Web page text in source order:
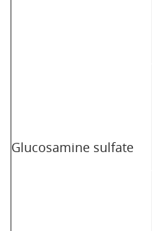
Glucosamine sulfate